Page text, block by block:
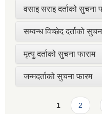
वसाइ सराइ दर्ताको सुचना
सम्वन्ध विच्छेद दर्ताको
मृत्यु दर्ताको सुचना फाराम
जन्मदर्ताको सुचना फारम
Pages1 2